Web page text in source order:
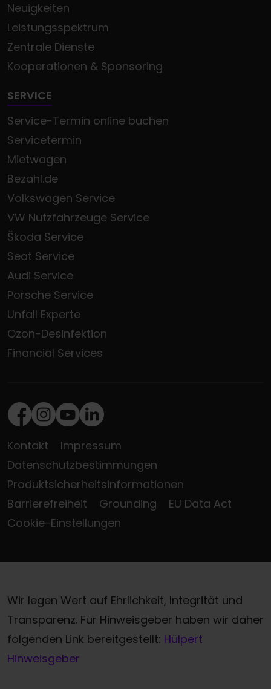
Neuigkeiten
Leistungsspektrum
Zentrale Dienste
Kooperationen & Sponsoring
SERVICE
Service-Termin online buchen
Servicetermin
Mietwagen
Bezahl.de
Volkswagen Service
VW Nutzfahrzeuge Service
Škoda Service
Seat Service
Audi Service
Porsche Service
Unfall Experte
Ozon-Desinfektion
Financial Services
Facebook
Instagram
Youtube
LinkedIn
Kontakt
Impressum
Datenschutzbestimmungen
Produktsicherheitsinformationen
Barrierefreiheit
Grounding
EU Data Act
Cookie-Einstellungen
Wir legen Wert auf Ehrlichkeit, Integrität und
Transparenz. Für Hinweisgeber haben wir daher
folgenden Link bereitgestellt: Hülpert
Hinweisgeber